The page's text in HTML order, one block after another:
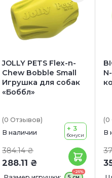
JOLLY PETS Flex-n-
Chew Bobble Small
Игрушка для собак
«Боббл»
(0 Отзывов)
В наличии
384.14 ₴
288.11 ₴
+ 3
бонуси
-25%
(0
В